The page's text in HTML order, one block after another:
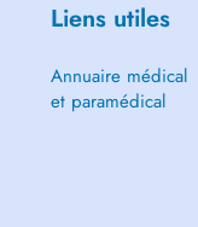
Liens utiles
Annuaire médical
et paramédical